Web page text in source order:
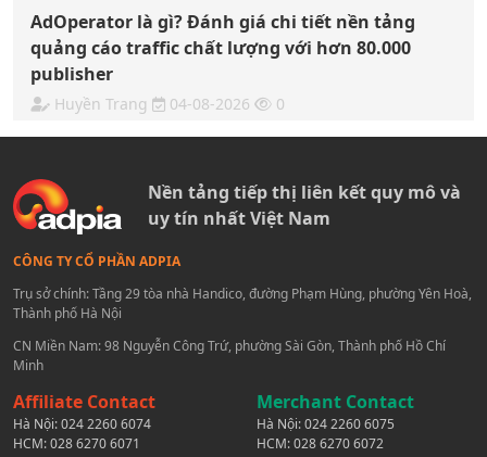
AdOperator là gì? Đánh giá chi tiết nền tảng
quảng cáo traffic chất lượng với hơn 80.000
publisher
Huyền Trang 04-08-2026 0
Nền tảng tiếp thị liên kết quy mô và
uy tín nhất Việt Nam
CÔNG TY CỔ PHẦN ADPIA
Trụ sở chính: Tầng 29 tòa nhà Handico, đường Phạm Hùng, phường Yên Hoà,
Thành phố Hà Nội
CN Miền Nam: 98 Nguyễn Công Trứ, phường Sài Gòn, Thành phố Hồ Chí
Minh
Affiliate Contact
Hà Nội:024 2260 6074
HCM:028 6270 6071
Merchant Contact
Hà Nội:024 2260 6075
HCM:028 6270 6072